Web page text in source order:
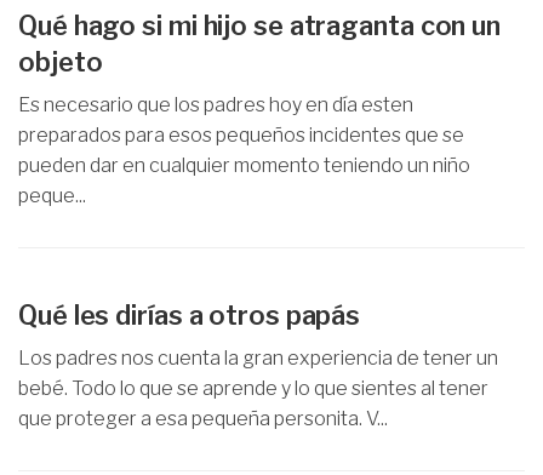
Qué hago si mi hijo se atraganta con un
objeto
Es necesario que los padres hoy en día esten
preparados para esos pequeños incidentes que se
pueden dar en cualquier momento teniendo un niño
peque...
Qué les dirías a otros papás
Los padres nos cuenta la gran experiencia de tener un
bebé. Todo lo que se aprende y lo que sientes al tener
que proteger a esa pequeña personita. V...